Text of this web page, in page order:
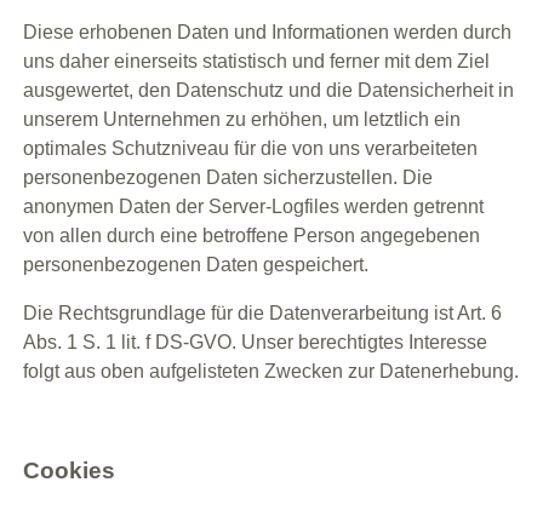
Diese erhobenen Daten und Informationen werden durch
uns daher einerseits statistisch und ferner mit dem Ziel
ausgewertet, den Datenschutz und die Datensicherheit in
unserem Unternehmen zu erhöhen, um letztlich ein
optimales Schutzniveau für die von uns verarbeiteten
personenbezogenen Daten sicherzustellen. Die
anonymen Daten der Server-Logfiles werden getrennt
von allen durch eine betroffene Person angegebenen
personenbezogenen Daten gespeichert.
Die Rechtsgrundlage für die Datenverarbeitung ist Art. 6
Abs. 1 S. 1 lit. f DS-GVO. Unser berechtigtes Interesse
folgt aus oben aufgelisteten Zwecken zur Datenerhebung.
Cookies